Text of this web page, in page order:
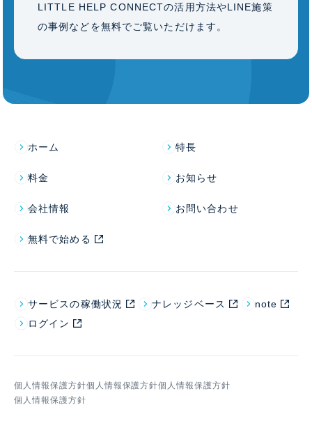
LITTLE HELP CONNECTの活用方法やLINE施策
の事例などを無料でご覧いただけます。
ホーム 特長
料金 お知らせ
会社情報 お問い合わせ
無料で始める
サービスの稼働状況 ナレッジベース
note
ログイン
個人情報保護方針個人情報保護方針個人情報保護方針
個人情報保護方針